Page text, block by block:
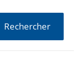
Rechercher